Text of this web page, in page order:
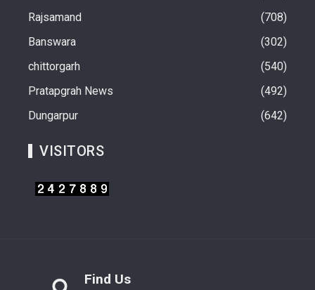
Rajsamand
708
Banswara
302
chittorgarh
540
Pratapgrah News
492
Dungarpur
642
VISITORS
Find Us